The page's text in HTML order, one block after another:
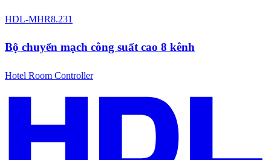
HDL-MHR8.231
Bộ chuyển mạch công suất cao 8 kênh
Hotel Room Controller